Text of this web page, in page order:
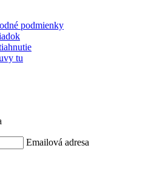
podmienky
tu
Emailová adresa